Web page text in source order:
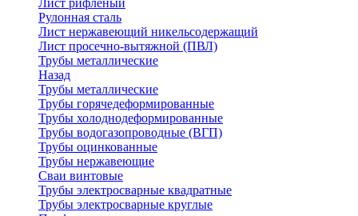
Лист рифленый
Рулонная сталь
Лист нержавеющий никельсодержащий
Лист просечно-вытяжной (ПВЛ)
Трубы металлические
Назад
Трубы металлические
Трубы горячедеформированные
Трубы холоднодеформированные
Трубы водогазопроводные (ВГП)
Трубы оцинкованные
Трубы нержавеющие
Сваи винтовые
Трубы электросварные квадратные
Трубы электросварные круглые